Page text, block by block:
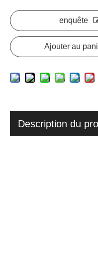
enquête
Ajouter au
Description du